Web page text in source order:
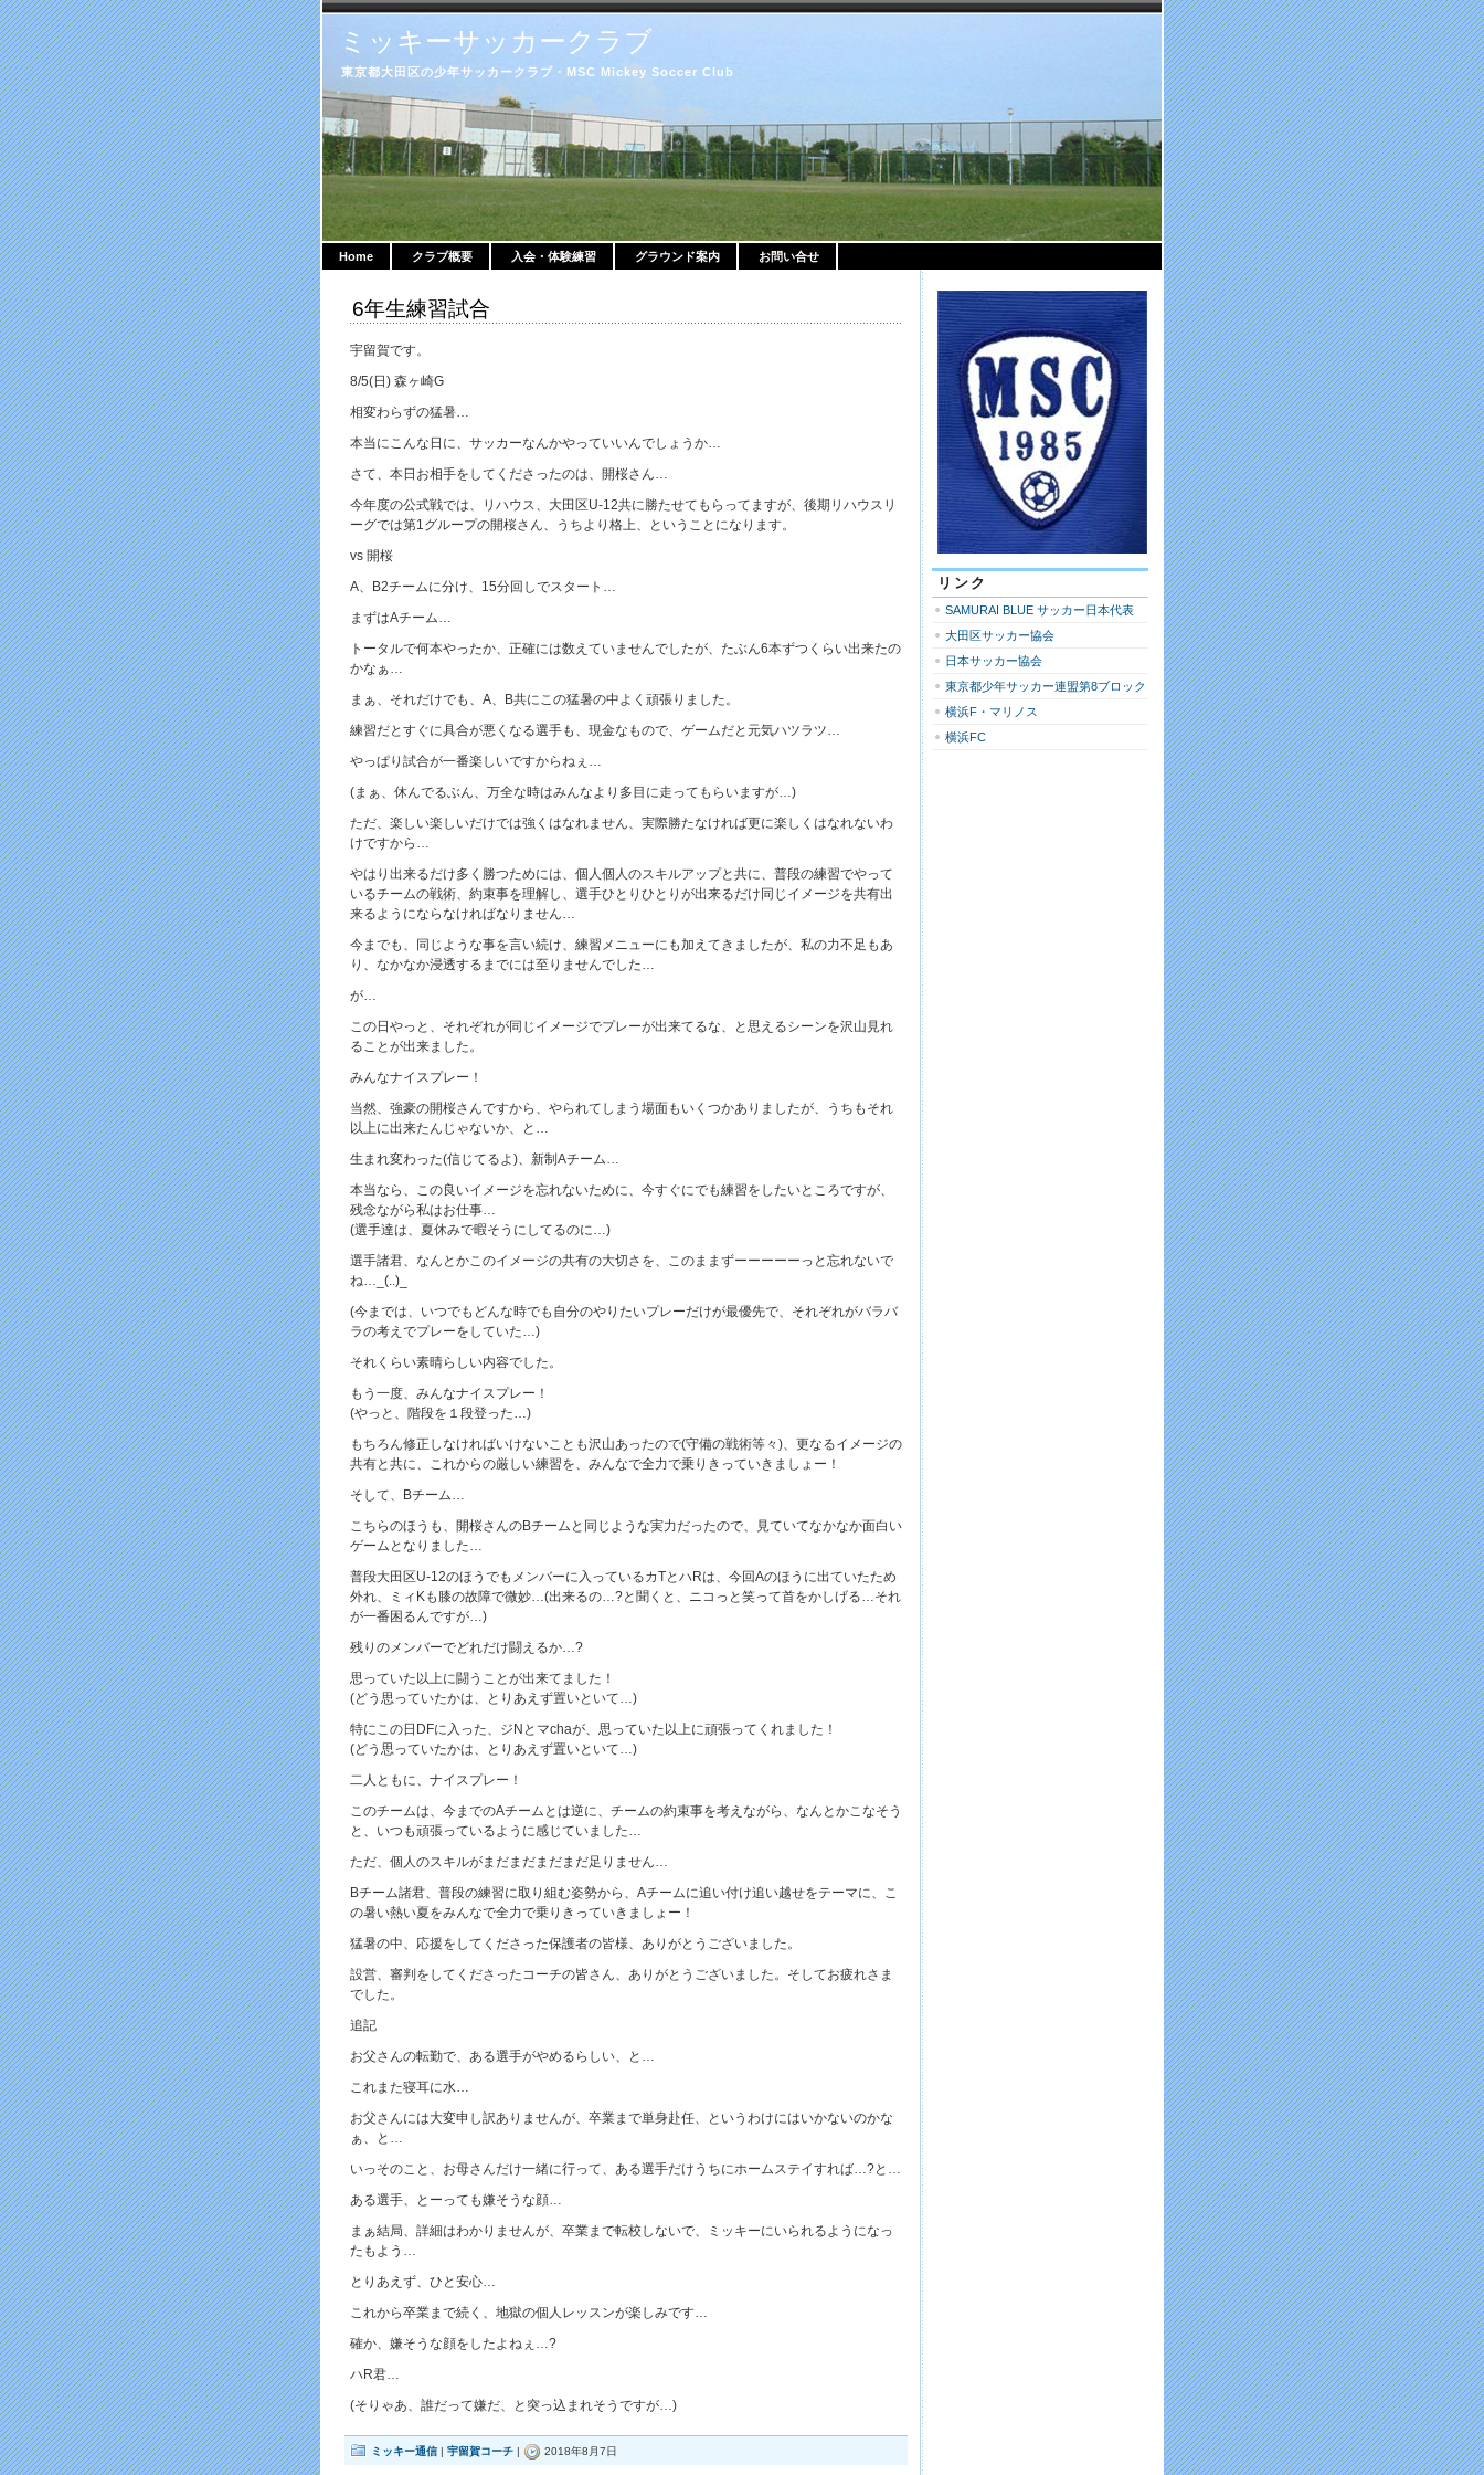
ミッキーサッカークラブ
東京都大田区の少年サッカークラブ・MSC Mickey Soccer Club
Home クラブ概要 入会・体験練習 グラウンド案内 お問い合せ
6年生練習試合
宇留賀です。
8/5(日) 森ヶ崎G
相変わらずの猛暑…
本当にこんな日に、サッカーなんかやっていいんでしょうか…
さて、本日お相手をしてくださったのは、開桜さん…
今年度の公式戦では、リハウス、大田区U-12共に勝たせてもらってますが、後期リハウスリ
ーグでは第1グループの開桜さん、うちより格上、ということになります。
vs 開桜
A、B2チームに分け、15分回しでスタート…
まずはAチーム…
トータルで何本やったか、正確には数えていませんでしたが、たぶん6本ずつくらい出来たの
かなぁ…
まぁ、それだけでも、A、B共にこの猛暑の中よく頑張りました。
練習だとすぐに具合が悪くなる選手も、現金なもので、ゲームだと元気ハツラツ…
やっぱり試合が一番楽しいですからねぇ…
(まぁ、休んでるぶん、万全な時はみんなより多目に走ってもらいますが…)
ただ、楽しい楽しいだけでは強くはなれません、実際勝たなければ更に楽しくはなれないわ
けですから…
やはり出来るだけ多く勝つためには、個人個人のスキルアップと共に、普段の練習でやって
いるチームの戦術、約束事を理解し、選手ひとりひとりが出来るだけ同じイメージを共有出
来るようにならなければなりません…
今までも、同じような事を言い続け、練習メニューにも加えてきましたが、私の力不足もあ
り、なかなか浸透するまでには至りませんでした…
が…
この日やっと、それぞれが同じイメージでプレーが出来てるな、と思えるシーンを沢山見れ
ることが出来ました。
みんなナイスプレー！
当然、強豪の開桜さんですから、やられてしまう場面もいくつかありましたが、うちもそれ
以上に出来たんじゃないか、と…
生まれ変わった(信じてるよ)、新制Aチーム…
本当なら、この良いイメージを忘れないために、今すぐにでも練習をしたいところですが、
残念ながら私はお仕事…
(選手達は、夏休みで暇そうにしてるのに…)
選手諸君、なんとかこのイメージの共有の大切さを、このままずーーーーーっと忘れないで
ね…_(..)_
(今までは、いつでもどんな時でも自分のやりたいプレーだけが最優先で、それぞれがバラバ
ラの考えでプレーをしていた…)
それくらい素晴らしい内容でした。
もう一度、みんなナイスプレー！
(やっと、階段を１段登った…)
もちろん修正しなければいけないことも沢山あったので(守備の戦術等々)、更なるイメージの
共有と共に、これからの厳しい練習を、みんなで全力で乗りきっていきましょー！
そして、Bチーム…
こちらのほうも、開桜さんのBチームと同じような実力だったので、見ていてなかなか面白い
ゲームとなりました…
普段大田区U-12のほうでもメンバーに入っているカTとハRは、今回Aのほうに出ていたため
外れ、ミィKも膝の故障で微妙…(出来るの…?と聞くと、ニコっと笑って首をかしげる…それ
が一番困るんですが…)
残りのメンバーでどれだけ闘えるか…?
思っていた以上に闘うことが出来てました！
(どう思っていたかは、とりあえず置いといて…)
特にこの日DFに入った、ジNとマchaが、思っていた以上に頑張ってくれました！
(どう思っていたかは、とりあえず置いといて…)
二人ともに、ナイスプレー！
このチームは、今までのAチームとは逆に、チームの約束事を考えながら、なんとかこなそう
と、いつも頑張っているように感じていました…
ただ、個人のスキルがまだまだまだまだ足りません…
Bチーム諸君、普段の練習に取り組む姿勢から、Aチームに追い付け追い越せをテーマに、こ
の暑い熱い夏をみんなで全力で乗りきっていきましょー！
猛暑の中、応援をしてくださった保護者の皆様、ありがとうございました。
設営、審判をしてくださったコーチの皆さん、ありがとうございました。そしてお疲れさま
でした。
追記
お父さんの転勤で、ある選手がやめるらしい、と…
これまた寝耳に水…
お父さんには大変申し訳ありませんが、卒業まで単身赴任、というわけにはいかないのかな
ぁ、と…
いっそのこと、お母さんだけ一緒に行って、ある選手だけうちにホームステイすれば…?と…
ある選手、とーっても嫌そうな顔…
まぁ結局、詳細はわかりませんが、卒業まで転校しないで、ミッキーにいられるようになっ
たもよう…
とりあえず、ひと安心…
これから卒業まで続く、地獄の個人レッスンが楽しみです…
確か、嫌そうな顔をしたよねぇ…?
ハR君…
(そりゃあ、誰だって嫌だ、と突っ込まれそうですが…)
ミッキー通信 | 宇留賀コーチ | 2018年8月7日
リンク
SAMURAI BLUE サッカー日本代表
大田区サッカー協会
日本サッカー協会
東京都少年サッカー連盟第8ブロック
横浜F・マリノス
横浜FC